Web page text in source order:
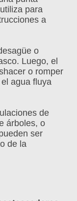
para
a
o
Luego, el
o romper
agua fluya
de
árboles, o
ser
de la